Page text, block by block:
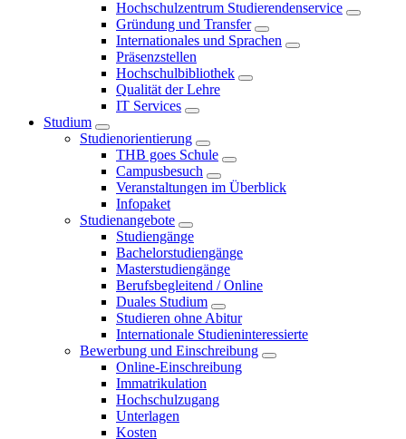
Hochschulzentrum Studierendenservice
Gründung und Transfer
Internationales und Sprachen
Präsenzstellen
Hochschulbibliothek
Qualität der Lehre
IT Services
Studium
Studienorientierung
THB goes Schule
Campusbesuch
Veranstaltungen im Überblick
Infopaket
Studienangebote
Studiengänge
Bachelorstudiengänge
Masterstudiengänge
Berufsbegleitend / Online
Duales Studium
Studieren ohne Abitur
Internationale Studieninteressierte
Bewerbung und Einschreibung
Online-Einschreibung
Immatrikulation
Hochschulzugang
Unterlagen
Kosten